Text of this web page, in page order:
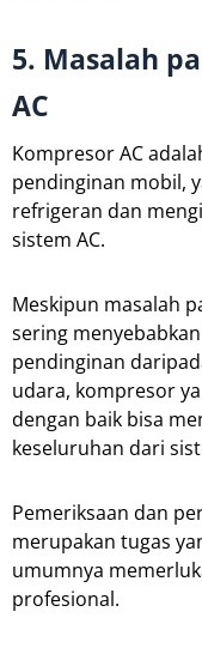
5. Masalah
AC
Kompresor AC
pendinginan mobil,
refrigeran dan
sistem AC.
Meskipun masalah
sering
pendinginan
udara, kompresor
dengan baik bisa
keseluruhan dari
Pemeriksaan dan
merupakan tugas
umumnya
profesional.